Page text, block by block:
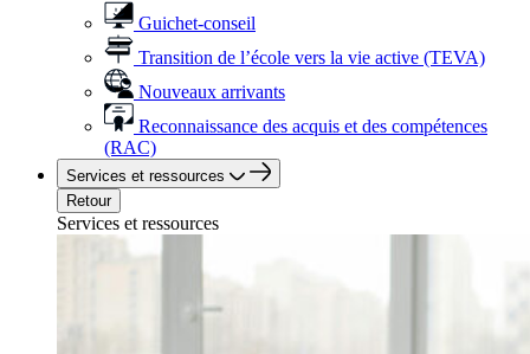
Guichet-conseil
Transition de l’école vers la vie active (TEVA)
Nouveaux arrivants
Reconnaissance des acquis et des compétences
(RAC)
Services et ressources
Retour
Services et ressources